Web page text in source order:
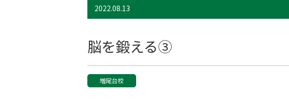
2022.08.13
脳を鍛える③
増尾台校